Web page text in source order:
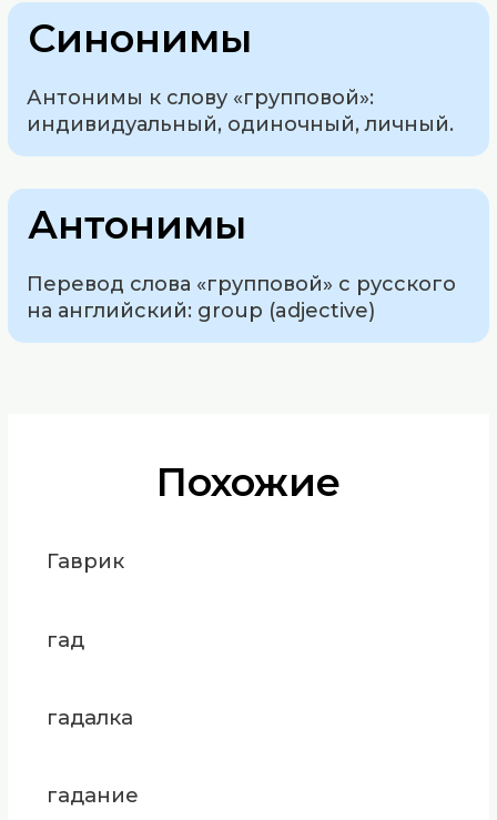
Синонимы
Антонимы к слову «групповой»:
индивидуальный, одиночный, личный.
Антонимы
Перевод слова «групповой» с русского
на английский: group (adjective)
Похожие
Гаврик
гад
гадалка
гадание